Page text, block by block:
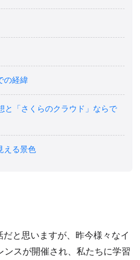
の経緯
と「さくらのクラウド」ならで
える景色
と思いますが、昨今様々なイ
ンスが開催され、私たちに学習